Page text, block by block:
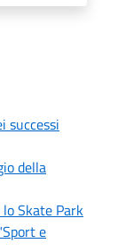
successi
della
Skate Park
e